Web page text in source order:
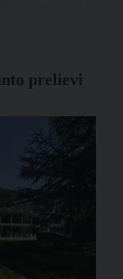
prelievi